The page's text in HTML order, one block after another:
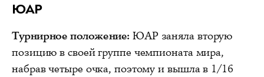
ЮАР
Турнирное положение: ЮАР заняла вторую
позицию в своей группе чемпионата мира,
набрав четыре очка, поэтому и вышла в 1/16